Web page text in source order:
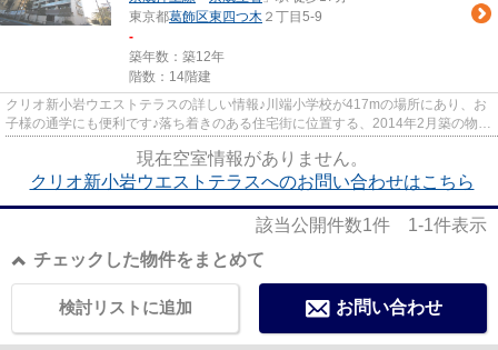
東京都葛飾区東四つ木 ２丁目5-9
-
築年数：築12年
階数：14階建
クリオ新小岩ウエストテラスの詳しい情報♪川端小学校が417mの場所にあり、お
子様の通学にも便利です♪落ち着きのある住宅街に位置する、2014年2月築の物件
現在空室情報がありません。
クリオ新小岩ウエストテラスへのお問い合わせはこちら
該当公開件数1件 1-1件表示
チェックした物件をまとめて
お問い合わせ
検討リストに追加